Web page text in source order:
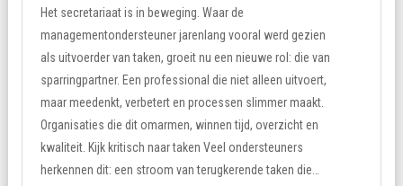
Het secretariaat is in beweging. Waar de
managementondersteuner jarenlang vooral werd gezien
als uitvoerder van taken, groeit nu een nieuwe rol: die van
sparringpartner. Een professional die niet alleen uitvoert,
maar meedenkt, verbetert en processen slimmer maakt.
Organisaties die dit omarmen, winnen tijd, overzicht en
kwaliteit. Kijk kritisch naar taken Veel ondersteuners
herkennen dit: een stroom van terugkerende taken die…